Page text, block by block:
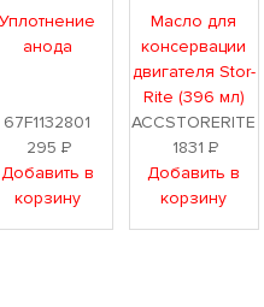
Уплотнение
анода
67F1132801
295 Р
Добавить в
корзину
Масло для
консервации
двигателя Stor-
Rite (396 мл)
ACCSTORERITE
1831Р
Добавить в
корзину